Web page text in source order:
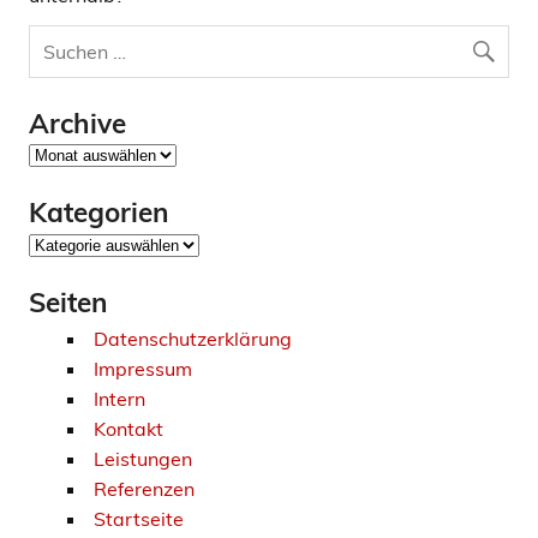
Archive
Archive
Kategorien
Kategorien
Seiten
Datenschutzerklärung
Impressum
Intern
Kontakt
Leistungen
Referenzen
Startseite